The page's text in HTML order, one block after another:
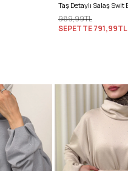
989,99TL
SEPETTE791,99TL